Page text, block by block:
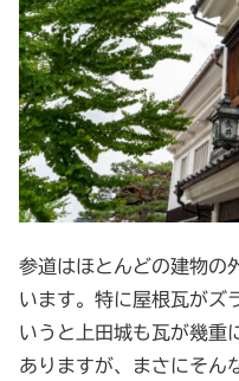
参道はほとんどの建物の
います。特に屋根瓦がズ
いうと上田城も瓦が幾重
ありますが、まさにそん